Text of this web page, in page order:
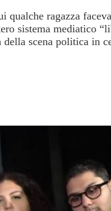
ragazza
sistema mediatico
scena politica in